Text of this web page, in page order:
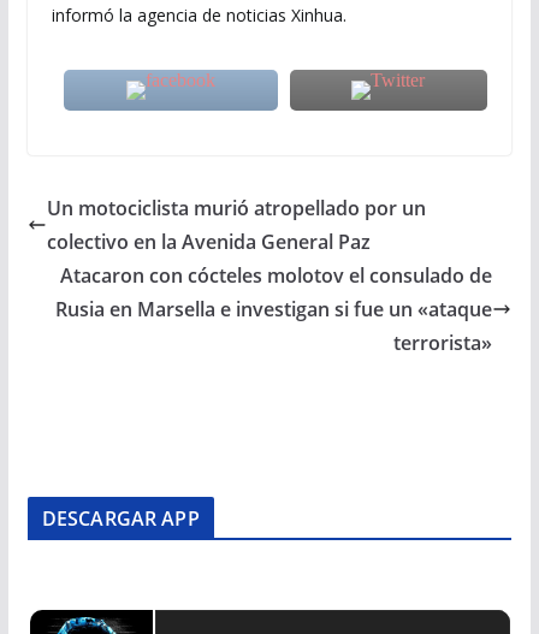
informó la agencia de noticias Xinhua.
Un motociclista murió atropellado por un
colectivo en la Avenida General Paz
Atacaron con cócteles molotov el consulado de
Rusia en Marsella e investigan si fue un «ataque
terrorista»
DESCARGAR APP